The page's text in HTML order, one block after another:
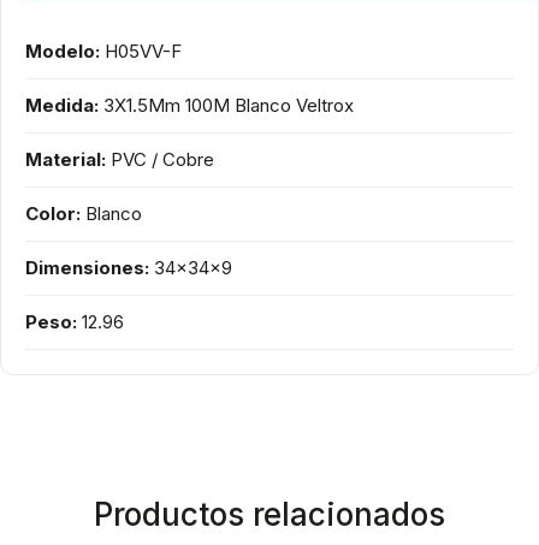
Modelo: H05VV-F
Medida: 3X1.5Mm 100M Blanco Veltrox
Material: PVC / Cobre
Color: Blanco
Dimensiones: 34x34x9
Peso: 12.96
Productos relacionados